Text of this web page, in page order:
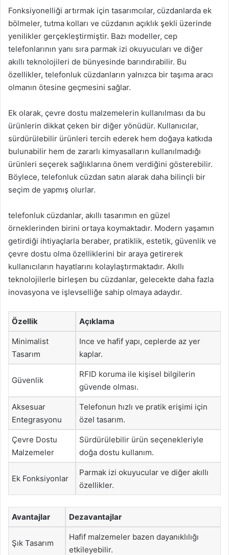
Fonksiyonelliği artırmak için tasarımcılar, cüzdanlarda ek
bölmeler, tutma kolları ve cüzdanın açıklık şekli üzerinde
yenilikler gerçekleştirmiştir. Bazı modeller, cep
telefonlarının yanı sıra parmak izi okuyucuları ve diğer
akıllı teknolojileri de bünyesinde barındırabilir. Bu
özellikler, telefonluk cüzdanların yalnızca bir taşıma aracı
olmanın ötesine geçmesini sağlar.
Ek olarak, çevre dostu malzemelerin kullanılması da bu
ürünlerin dikkat çeken bir diğer yönüdür. Kullanıcılar,
sürdürülebilir ürünleri tercih ederek hem doğaya katkıda
bulunabilir hem de zararlı kimyasalların kullanılmadığı
ürünleri seçerek sağlıklarına önem verdiğini gösterebilir.
Böylece, telefonluk cüzdan satın alarak daha bilinçli bir
seçim de yapmış olurlar.
telefonluk cüzdanlar, akıllı tasarımın en güzel
örneklerinden birini ortaya koymaktadır. Modern yaşamın
getirdiği ihtiyaçlarla beraber, pratiklik, estetik, güvenlik ve
çevre dostu olma özelliklerini bir araya getirerek
kullanıcıların hayatlarını kolaylaştırmaktadır. Akıllı
teknolojilerle birleşen bu cüzdanlar, gelecekte daha fazla
inovasyona ve işlevselliğe sahip olmaya adaydır.
Özellik Açıklama
Minimalist
Tasarım
Ince ve hafif yapı, ceplerde az yer
kaplar.
Güvenlik
RFID koruma ile kişisel bilgilerin
güvende olması.
Aksesuar
Entegrasyonu
Telefonun hızlı ve pratik erişimi için
özel tasarım.
Çevre Dostu
Malzemeler
Sürdürülebilir ürün seçenekleriyle
doğa dostu kullanım.
Ek Fonksiyonlar
Parmak izi okuyucular ve diğer akıllı
özellikler.
Avantajlar Dezavantajlar
Şık Tasarım
Hafif malzemeler bazen dayanıklılığı
etkileyebilir.